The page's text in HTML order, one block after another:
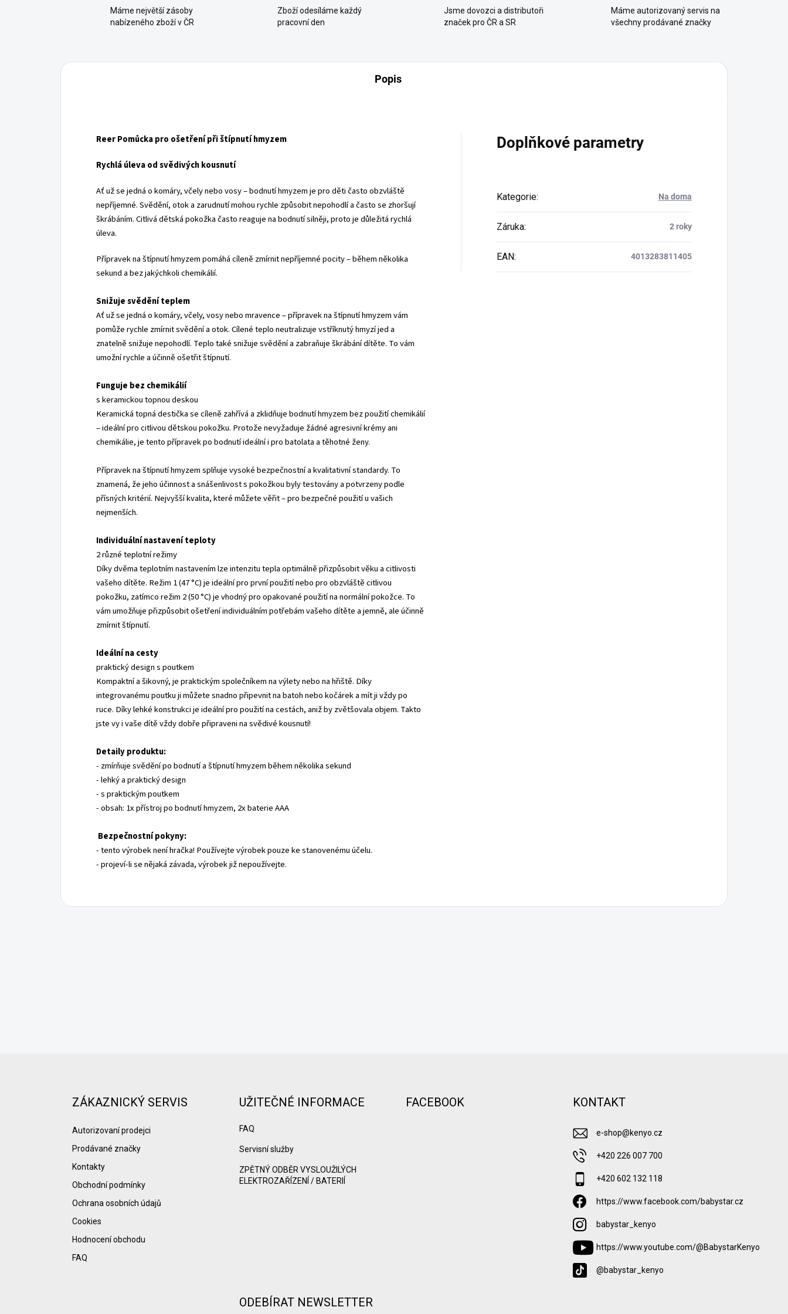
Máme největší zásoby
nabízeného zboží v ČR
Zboží odesíláme každý
pracovní den
Jsme dovozci a distributoři
značek pro ČR a SR
Máme autorizovaný servis na
všechny prodávané značky
Popis
Reer Pomůcka pro ošetření při štípnutí hmyzem
Rychlá úleva od svědivých kousnutí
Ať už se jedná o komáry, včely nebo vosy – bodnutí hmyzem je pro děti často obzvláště
nepříjemné. Svědění, otok a zarudnutí mohou rychle způsobit nepohodlí a často se zhoršují
škrábáním. Citlivá dětská pokožka často reaguje na bodnutí silněji, proto je důležitá rychlá
úleva.
Přípravek na štípnutí hmyzem pomáhá cíleně zmírnit nepříjemné pocity – během několika
sekund a bez jakýchkoli chemikálií.
Snižuje svědění teplem
Ať už se jedná o komáry, včely, vosy nebo mravence – přípravek na štípnutí hmyzem vám
pomůže rychle zmírnit svědění a otok. Cílené teplo neutralizuje vstříknutý hmyzí jed a
znatelně snižuje nepohodlí. Teplo také snižuje svědění a zabraňuje škrábání dítěte. To vám
umožní rychle a účinně ošetřit štípnutí.
Funguje bez chemikálií
s keramickou topnou deskou
Keramická topná destička se cíleně zahřívá a zklidňuje bodnutí hmyzem bez použití chemikálií
– ideální pro citlivou dětskou pokožku. Protože nevyžaduje žádné agresivní krémy ani
chemikálie, je tento přípravek po bodnutí ideální i pro batolata a těhotné ženy.
Přípravek na štípnutí hmyzem splňuje vysoké bezpečnostní a kvalitativní standardy. To
znamená, že jeho účinnost a snášenlivost s pokožkou byly testovány a potvrzeny podle
přísných kritérií. Nejvyšší kvalita, které můžete věřit – pro bezpečné použití u vašich
nejmenších.
Individuální nastavení teploty
2 různé teplotní režimy
Díky dvěma teplotním nastavením lze intenzitu tepla optimálně přizpůsobit věku a citlivosti
vašeho dítěte. Režim 1 (47 °C) je ideální pro první použití nebo pro obzvláště citlivou
pokožku, zatímco režim 2 (50 °C) je vhodný pro opakované použití na normální pokožce. To
vám umožňuje přizpůsobit ošetření individuálním potřebám vašeho dítěte a jemně, ale účinně
zmírnit štípnutí.
Ideální na cesty
praktický design s poutkem
Kompaktní a šikovný, je praktickým společníkem na výlety nebo na hřiště. Díky
integrovanému poutku ji můžete snadno připevnit na batoh nebo kočárek a mít ji vždy po
ruce. Díky lehké konstrukci je ideální pro použití na cestách, aniž by zvětšovala objem. Takto
jste vy i vaše dítě vždy dobře připraveni na svědivé kousnutí!
Detaily produktu:
- zmírňuje svědění po bodnutí a štípnutí hmyzem během několika sekund
- lehký a praktický design
- s praktickým poutkem
- obsah: 1x přístroj po bodnutí hmyzem, 2x baterie AAA
Bezpečnostní pokyny:
- tento výrobek není hračka! Používejte výrobek pouze ke stanovenému účelu.
- projeví-li se nějaká závada, výrobek již nepoužívejte.
Doplňkové parametry
Kategorie: Na doma
Záruka: 2 roky
EAN: 4013283811405
ZÁKAZNICKÝ SERVIS
Autorizovaní prodejci
Prodávané značky
Kontakty
Obchodní podmínky
Ochrana osobních údajů
Cookies
Hodnocení obchodu
FAQ
UŽITEČNÉ INFORMACE
FAQ
Servisní služby
ZPĚTNÝ ODBĚR VYSLOUŽILÝCH
ELEKTROZAŘÍZENÍ / BATERIÍ
FACEBOOK KONTAKT
e-shop@kenyo.cz
+420 226 007 700
+420 602 132 118
https://www.facebook.com/babystar.cz
babystar_kenyo
https://www.youtube.com/@BabystarKenyo
@babystar_kenyo
ODEBÍRAT NEWSLETTER